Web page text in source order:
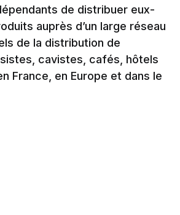
de distribuer eux-
auprès d’un large réseau
de la distribution de
cavistes, cafés, hôtels
France, en Europe et dans le